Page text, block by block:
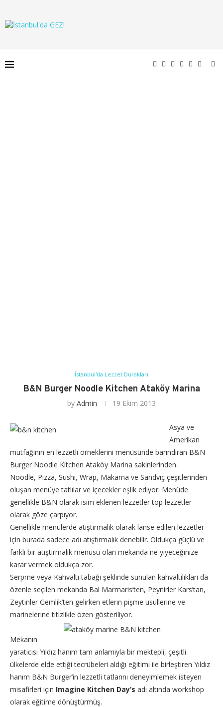
İstanbul'da Lezzet Durakları
B&N Burger Noodle Kitchen Ataköy Marina
by Admin 19 Ekim 2013
Asya ve
Amerikan
mutfağının en lezzetli örneklerini menüsünde barındıran B&N
Burger Noodle Kitchen Ataköy Marina sakinlerinden.
Noodle, Pizza, Sushi, Wrap, Makarna ve Sandviç çeşitlerinden
oluşan menüye tatlılar ve içecekler eşlik ediyor. Menüde
genellikle B&N olarak isim eklenen lezzetler top lezzetler
olarak göze çarpıyor.
Genellikle menülerde atıştırmalık olarak lanse edilen lezzetler
için burada sadece adı atıştırmalık denebilir. Oldukça güçlü ve
farklı bir atıştırmalık menüsü olan mekanda ne yiyeceğinize
karar vermek oldukça zor.
Serpme veya Kahvaltı tabağı şeklinde sunulan kahvaltılıkları da
özenle seçilen mekanda Bal Marmaris’ten, Peynirler Kars’tan,
Zeytinler Gemlik’ten gelirken etlerin pişme usullerine ve
marinelerine titizlikle özen gösteriliyor.
Mekanın
yaratıcısı Yıldız hanım tam anlamıyla bir mektepli, çeşitli
ülkelerde elde ettiği tecrübeleri aldığı eğitimi ile birleştiren Yıldız
hanım B&N Burger’in lezzetli tatlarını deneyimlemek isteyen
misafirleri için Imagine Kitchen Day’s adı altında workshop
olarak eğitime dönüştürmüş.